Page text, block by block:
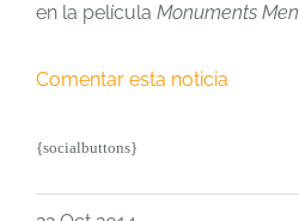
en la película Monuments Men
Comentar esta noticia
{socialbuttons}